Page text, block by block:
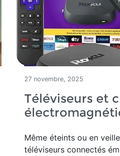
27 novembre, 2025
Téléviseurs et
Même éteints ou en
téléviseurs connectés